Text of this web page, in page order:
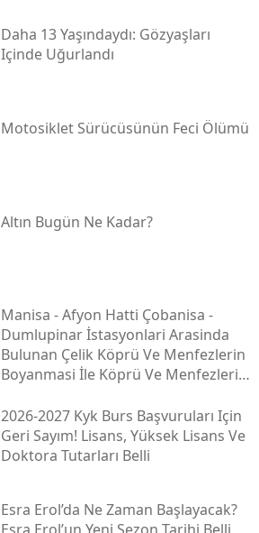
Daha 13 Yaşındaydı: Gözyaşları
Içinde Uğurlandı
Motosiklet Sürücüsünün Feci Ölümü
Altın Bugün Ne Kadar?
Mani̇sa - Afyon Hatti Çobani̇sa -
Dumlupinar İstasyonlari Arasinda
Bulunan Çeli̇k Köprü Ve Menfezleri̇n
Boyanmasi İle Köprü Ve Menfezleri̇n
2026-2027 Kyk Burs Başvuruları Için
Geri Sayım! Lisans, Yüksek Lisans Ve
Doktora Tutarları Belli
Esra Erol’da Ne Zaman Başlayacak?